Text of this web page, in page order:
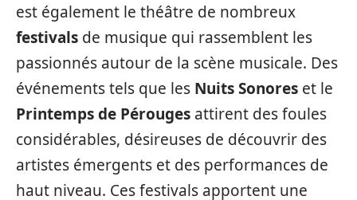
est également le théâtre de nombreux
festivals de musique qui rassemblent les
passionnés autour de la scène musicale. Des
événements tels que les Nuits Sonores et le
Printemps de Pérouges attirent des foules
considérables, désireuses de découvrir des
artistes émergents et des performances de
haut niveau. Ces festivals apportent une